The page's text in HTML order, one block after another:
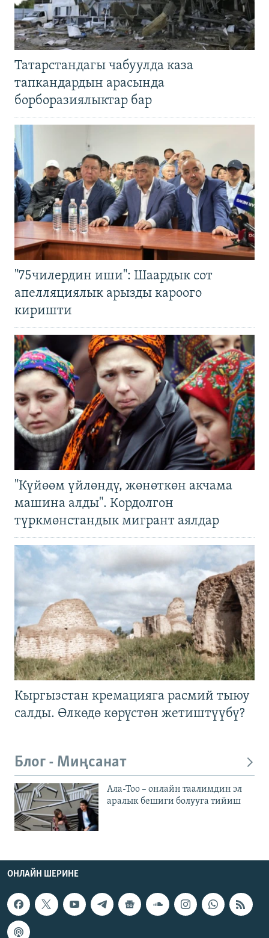
Татарстандагы чабуулда каза
тапкандардын арасында
борборазиялыктар бар
"75чилердин иши": Шаардык сот
апелляциялык арызды кароого
киришти
"Күйөөм үйлөндү, жөнөткөн акчама
машина алды". Кордолгон
түркмөнстандык мигрант аялдар
Кыргызстан кремацияга расмий тыюу
салды. Өлкөдө көрүстөн жетиштүүбү?
Блог - Миңсанат
Ала-Тоо – онлайн таалимдин эл
аралык бешиги болууга тийиш
ОНЛАЙН ШЕРИНЕ